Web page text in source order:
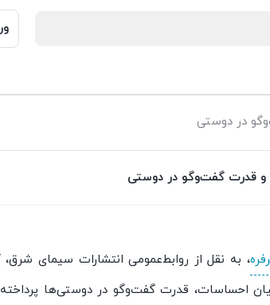
در دوستی
و قدرت گفت‌وگو در دوستی
، به نقل از روابط‌عمومی انتشارات سیمای
احساسات، قدرت گفت‌وگو در دوستی‌ها پرداخته